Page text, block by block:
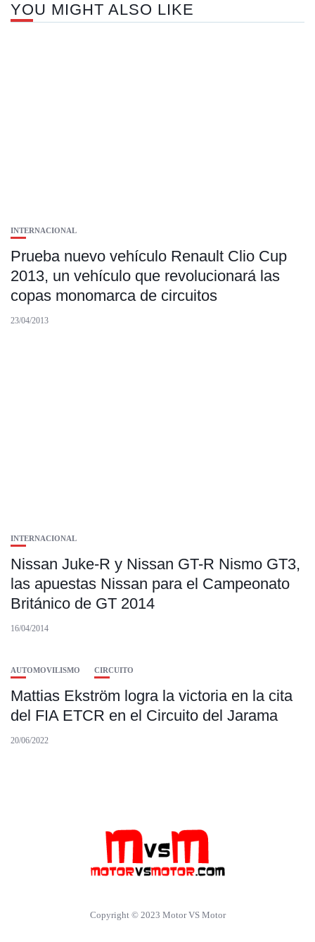
YOU MIGHT ALSO LIKE
INTERNACIONAL
Prueba nuevo vehículo Renault Clio Cup
2013, un vehículo que revolucionará las
copas monomarca de circuitos
23/04/2013
INTERNACIONAL
Nissan Juke-R y Nissan GT-R Nismo GT3,
las apuestas Nissan para el Campeonato
Británico de GT 2014
16/04/2014
AUTOMOVILISMO CIRCUITO
Mattias Ekström logra la victoria en la cita
del FIA ETCR en el Circuito del Jarama
20/06/2022
Copyright © 2023 Motor VS Motor